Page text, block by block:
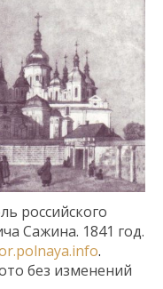
российского
Сажина. 1841 год.
.
без изменений